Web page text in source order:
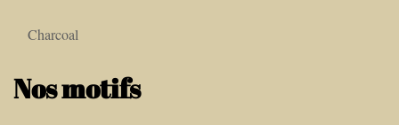
Charcoal
Nos motifs